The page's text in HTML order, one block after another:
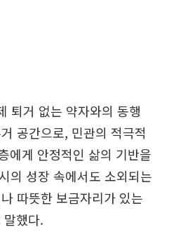
퇴거 없는 약자와의 동행
공간으로, 민관의 적극적
에게 안정적인 삶의 기반을
의 성장 속에서도 소외되는
따뜻한 보금자리가 있는
말했다.